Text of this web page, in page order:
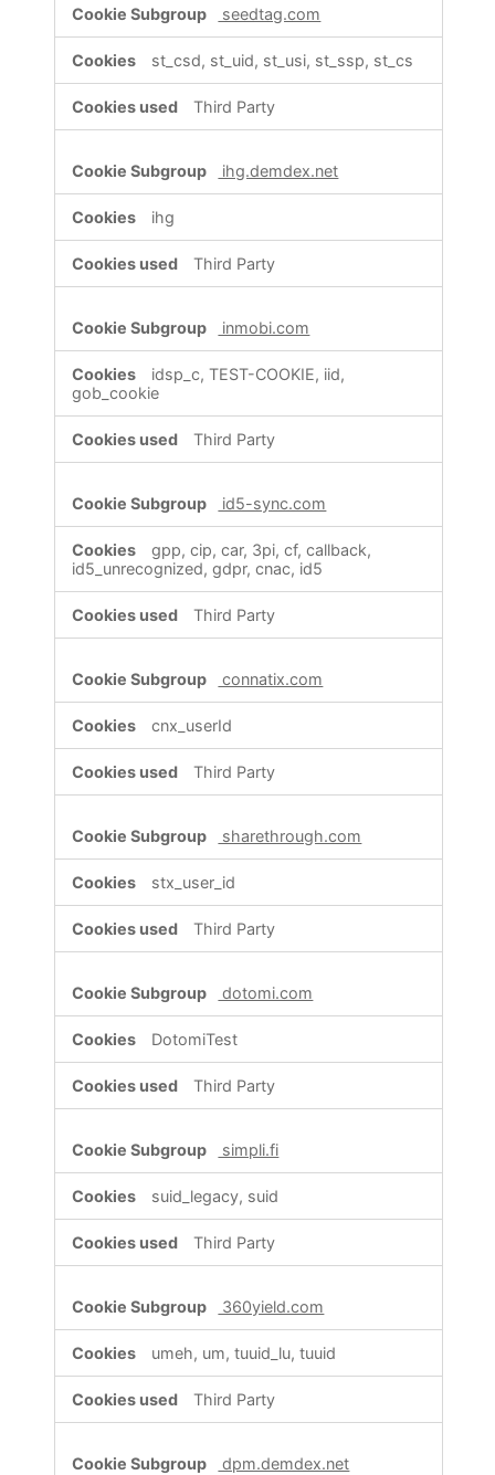
seedtag.com
st_csd, st_uid, st_usi, st_ssp, st_cs
Third Party
ihg.demdex.net
ihg
Third Party
inmobi.com
idsp_c, TEST-COOKIE, iid,
gob_cookie
Third Party
id5-sync.com
gpp, cip, car, 3pi, cf, callback,
id5_unrecognized, gdpr, cnac, id5
Third Party
connatix.com
cnx_userId
Third Party
sharethrough.com
stx_user_id
Third Party
dotomi.com
DotomiTest
Third Party
simpli.fi
suid_legacy, suid
Third Party
360yield.com
umeh, um, tuuid_lu, tuuid
Third Party
dpm.demdex.net